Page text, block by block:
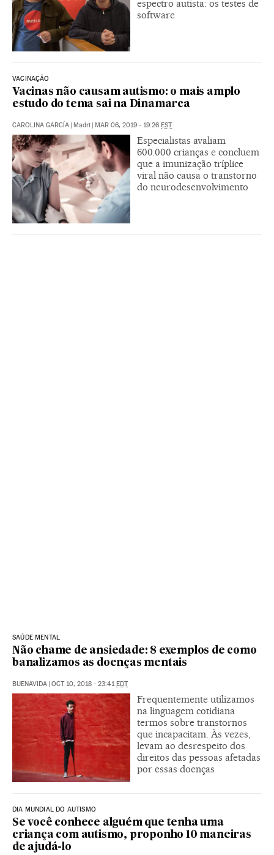
espectro autista: os testes de
software
VACINAÇÃO
Vacinas não causam autismo: o mais amplo
estudo do tema sai na Dinamarca
CAROLINA GARCÍA | Madri | MAR 06, 2019 - 19:26 EST
Especialistas avaliam
600.000 crianças e concluem
que a imunização tríplice
viral não causa o transtorno
do neurodesenvolvimento
SAÚDE MENTAL
Não chame de ansiedade: 8 exemplos de como
banalizamos as doenças mentais
BUENAVIDA | OCT 10, 2018 - 23:41EDT
Frequentemente utilizamos
na linguagem cotidiana
termos sobre transtornos
que incapacitam. Às vezes,
levam ao desrespeito dos
direitos das pessoas afetadas
por essas doenças
DIA MUNDIAL DO AUTISMO
Se você conhece alguém que tenha uma
criança com autismo, proponho 10 maneiras
de ajudá-lo